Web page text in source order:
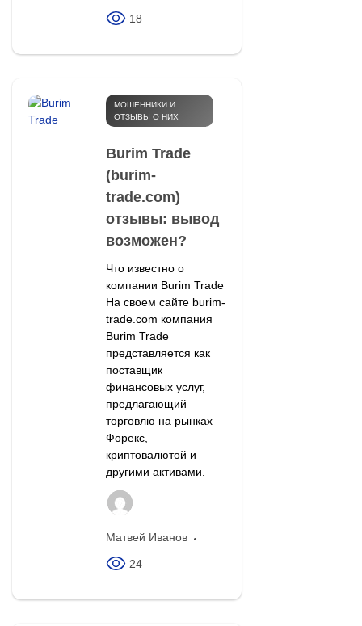
18
МОШЕННИКИ И
ОТЗЫВЫ О НИХ
Burim Trade
(burim-
trade.com)
отзывы: вывод
возможен?
Что известно о
компании Burim Trade
На своем сайте burim-
trade.com компания
Burim Trade
представляется как
поставщик
финансовых услуг,
предлагающий
торговлю на рынках
Форекс,
криптовалютой и
другими активами.
Матвей Иванов
24